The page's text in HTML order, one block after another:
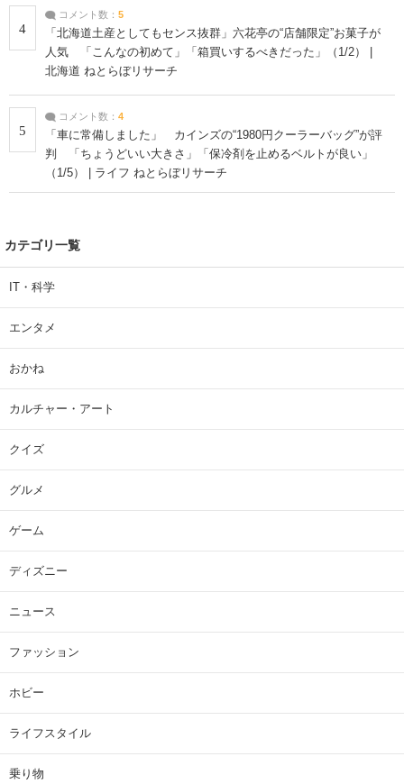
4
コメント数： 5
「北海道土産としてもセンス抜群」六花亭の“店舗限定”お菓子が
人気 「こんなの初めて」「箱買いするべきだった」（1/2） |
北海道 ねとらぼリサーチ
5
コメント数： 4
「車に常備しました」 カインズの“1980円クーラーバッグ”が評
判 「ちょうどいい大きさ」「保冷剤を止めるベルトが良い」
（1/5） | ライフ ねとらぼリサーチ
カテゴリ一覧
IT・科学
エンタメ
おかね
カルチャー・アート
クイズ
グルメ
ゲーム
ディズニー
ニュース
ファッション
ホビー
ライフスタイル
乗り物